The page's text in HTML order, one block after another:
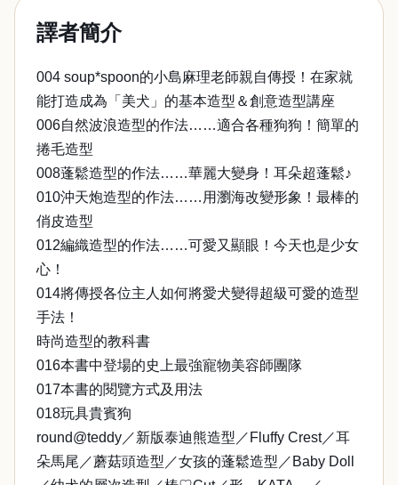
譯者簡介
004 soup*spoon的小島麻理老師親自傳授！在家就
能打造成為「美犬」的基本造型＆創意造型講座
006自然波浪造型的作法……適合各種狗狗！簡單的
捲毛造型
008蓬鬆造型的作法……華麗大變身！耳朵超蓬鬆♪
010沖天炮造型的作法……用瀏海改變形象！最棒的
俏皮造型
012編織造型的作法……可愛又顯眼！今天也是少女
心！
014將傳授各位主人如何將愛犬變得超級可愛的造型
手法！
時尚造型的教科書
016本書中登場的史上最強寵物美容師團隊
017本書的閱覽方式及用法
018玩具貴賓狗
round@teddy／新版泰迪熊造型／Fluffy Crest／耳
朵馬尾／蘑菇頭造型／女孩的蓬鬆造型／Baby Doll